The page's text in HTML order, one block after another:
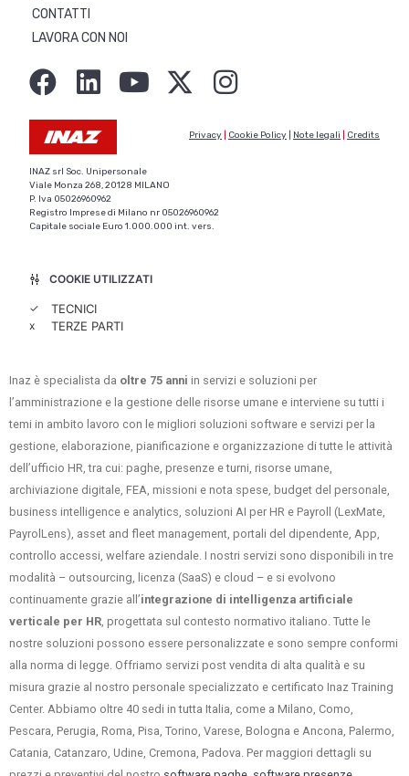
CONTATTI
LAVORA CON NOI
Privacy Cookie Policy Note legali Credits
INAZ srl Soc. Unipersonale
Viale Monza 268, 20128 MILANO
P. Iva 05026960962
Registro Imprese di Milano nr 05026960962
Capitale sociale Euro 1.000.000 int. vers.
COOKIE UTILIZZATI
✓ TECNICI
x TERZE PARTI
Inaz è specialista da oltre 75 anni in servizi e soluzioni per
l’amministrazione e la gestione delle risorse umane e interviene su tutti i
temi in ambito lavoro con le migliori soluzioni software e servizi per la
gestione, elaborazione, pianificazione e organizzazione di tutte le attività
dell’ufficio HR, tra cui: paghe, presenze e turni, risorse umane,
archiviazione digitale, FEA, missioni e nota spese, budget del personale,
business intelligence e analytics, soluzioni AI per HR e Payroll (LexMate,
PayrolLens), asset and fleet management, portali del dipendente, App,
controllo accessi, welfare aziendale. I nostri servizi sono disponibili in tre
modalità – outsourcing, licenza (SaaS) e cloud – e si evolvono
continuamente grazie all’integrazione di intelligenza artificiale
verticale per HR , progettata sul contesto normativo italiano. Tutte le
nostre soluzioni possono essere personalizzate e sono sempre conformi
alla norma di legge. Offriamo servizi post vendita di alta qualità e su
misura grazie al nostro personale specializzato e certificato Inaz Training
Center. Abbiamo oltre 40 sedi in tutta Italia, come a Milano, Como,
Pescara, Perugia, Roma, Pisa, Torino, Varese, Bologna e Ancona, Palermo,
Catania, Catanzaro, Udine, Cremona, Padova. Per maggiori dettagli su